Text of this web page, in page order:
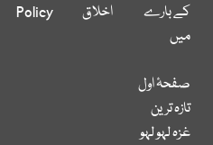
کے بارے
میں
اخلاق
Policy
صفحۂ اول
تازہ ترین
غزہ لہو لہو